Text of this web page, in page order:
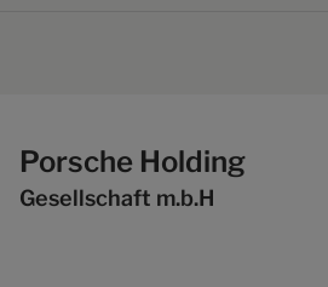
Porsche Holding
Gesellschaft m.b.H